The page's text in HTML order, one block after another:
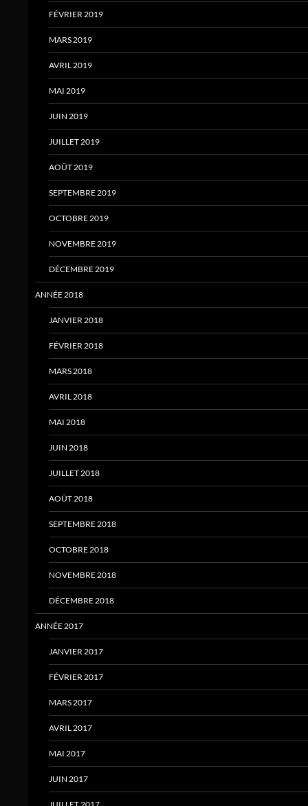
FÉVRIER 2019
MARS 2019
AVRIL 2019
MAI 2019
JUIN 2019
JUILLET 2019
AOÛT 2019
SEPTEMBRE 2019
OCTOBRE 2019
NOVEMBRE 2019
DÉCEMBRE 2019
ANNÉE 2018
JANVIER 2018
FÉVRIER 2018
MARS 2018
AVRIL 2018
MAI 2018
JUIN 2018
JUILLET 2018
AOÛT 2018
SEPTEMBRE 2018
OCTOBRE 2018
NOVEMBRE 2018
DÉCEMBRE 2018
ANNÉE 2017
JANVIER 2017
FÉVRIER 2017
MARS 2017
AVRIL 2017
MAI 2017
JUIN 2017